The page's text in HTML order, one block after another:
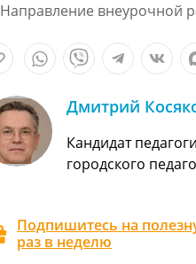
Направление внеурочной
Дмитрий
Кандидат
городского
Подпишитесь на
раз в неделю